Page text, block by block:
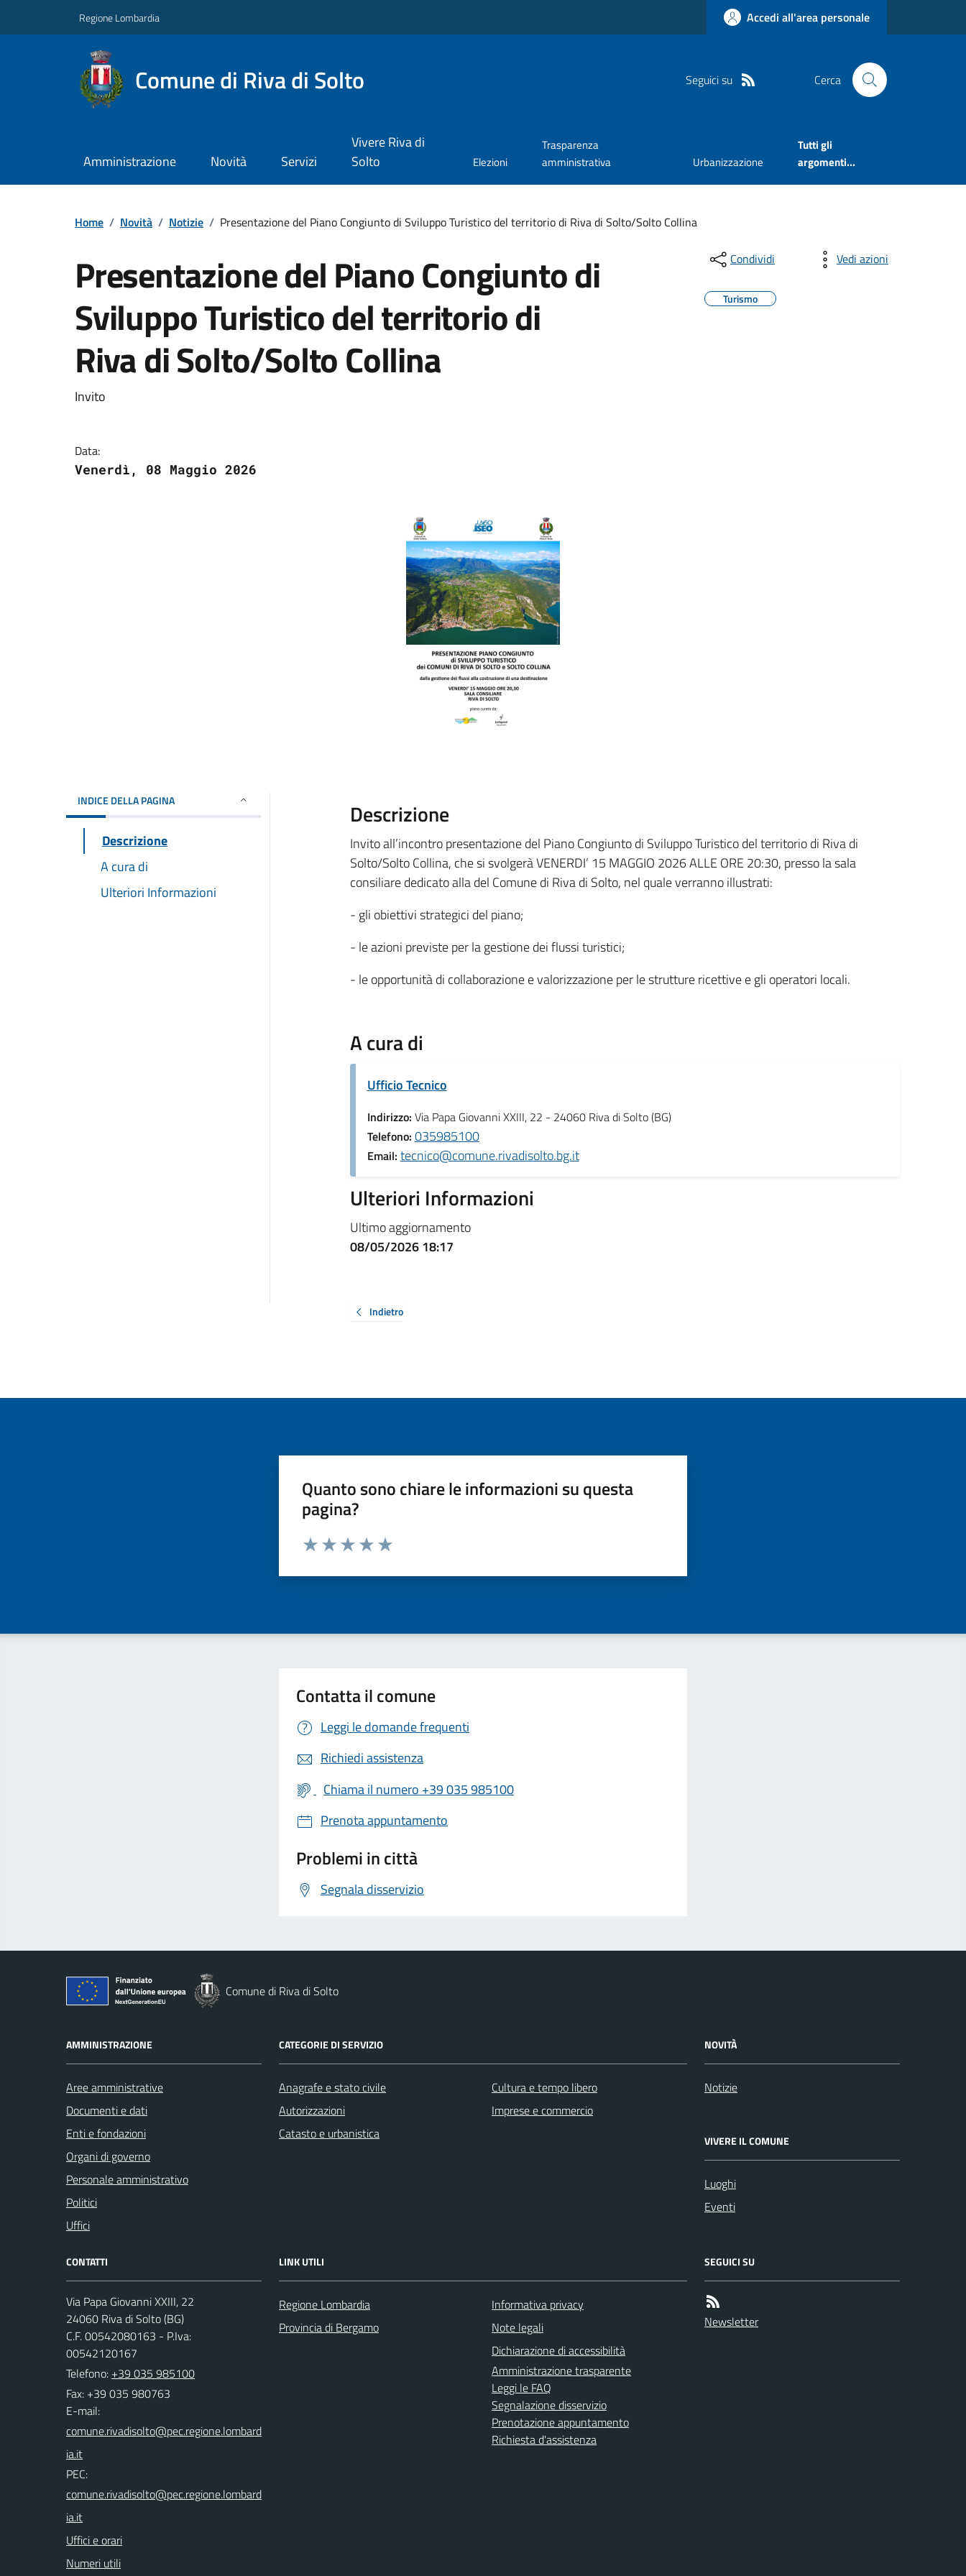
Regione Lombardia Accedi all'area personale
Comune di Riva di Solto Seguici su Cerca
Amministrazione Novità Servizi
Vivere Riva di
Solto
Elezioni
Trasparenza
amministrativa
Urbanizzazione
Tutti gli
argomenti...
Home / Novità / Notizie / Presentazione del Piano Congiunto di Sviluppo Turistico del territorio di Riva di Solto/Solto Collina
Presentazione del Piano Congiunto di
Sviluppo Turistico del territorio di
Riva di Solto/Solto Collina
Invito
Data:
Venerdì, 08 Maggio 2026
Condividi Vedi azioni
Turismo
INDICE DELLA PAGINA
Descrizione
A cura di
Ulteriori Informazioni
Descrizione
Invito all’incontro presentazione del Piano Congiunto di Sviluppo Turistico del territorio di Riva di
Solto/Solto Collina, che si svolgerà VENERDI’ 15 MAGGIO 2026 ALLE ORE 20:30, presso la sala
consiliare dedicato alla del Comune di Riva di Solto, nel quale verranno illustrati:
- gli obiettivi strategici del piano;
- le azioni previste per la gestione dei flussi turistici;
- le opportunità di collaborazione e valorizzazione per le strutture ricettive e gli operatori locali.
A cura di
Ufficio Tecnico
Indirizzo: Via Papa Giovanni XXIII, 22 - 24060 Riva di Solto (BG)
Telefono: 035985100
Email: tecnico@comune.rivadisolto.bg.it
Ulteriori Informazioni
Ultimo aggiornamento
08/05/2026 18:17
Indietro
Quanto sono chiare le informazioni su questa
pagina?
Valuta da 1 a 5 stelle la pagina
Contatta il comune
Leggi le domande frequenti
Richiedi assistenza
Chiama il numero +39 035 985100
Prenota appuntamento
Problemi in città
Segnala disservizio
Comune di Riva di Solto
AMMINISTRAZIONE
Aree amministrative
Documenti e dati
Enti e fondazioni
Organi di governo
Personale amministrativo
Politici
Uffici
CATEGORIE DI SERVIZIO
Anagrafe e stato civile
Autorizzazioni
Catasto e urbanistica
Cultura e tempo libero
Imprese e commercio
NOVITÀ
Notizie
VIVERE IL COMUNE
Luoghi
Eventi
CONTATTI
Via Papa Giovanni XXIII, 22
24060 Riva di Solto (BG)
C.F. 00542080163 - P.Iva:
00542120167
Telefono: +39 035 985100
Fax: +39 035 980763
E-mail:
PEC:
Uffici e orari
Numeri utili
LINK UTILI
Regione Lombardia
Provincia di Bergamo
Informativa privacy
Note legali
Dichiarazione di accessibilità
Amministrazione trasparente
Leggi le FAQ
Segnalazione disservizio
Prenotazione appuntamento
Richiesta d'assistenza
SEGUICI SU
Newsletter